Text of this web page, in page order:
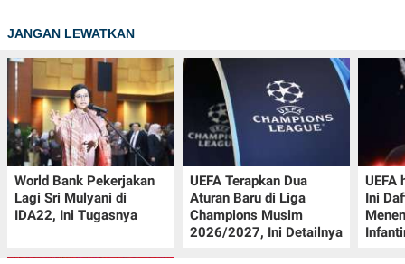
JANGAN LEWATKAN
World Bank Pekerjakan
Lagi Sri Mulyani di
IDA22, Ini Tugasnya
UEFA Terapkan Dua
Aturan Baru di Liga
Champions Musim
2026/2027, Ini Detailnya
UEFA
Ini